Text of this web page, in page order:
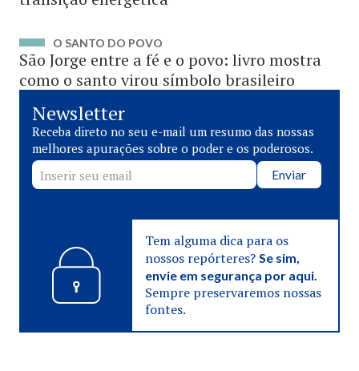
O SANTO DO POVO
São Jorge entre a fé e o povo: livro mostra
como o santo virou símbolo brasileiro
Newsletter
Receba direto no seu e-mail um resumo das nossas
melhores apurações sobre o poder e os poderosos.
Enviar
Tem alguma dica para os
nossos repórteres? Se sim,
envie em segurança por aqui.
Sempre preservaremos nossas
fontes.